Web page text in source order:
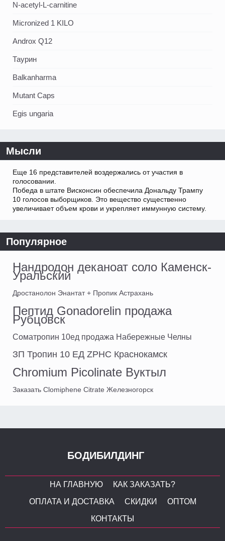
N-acetyl-L-carnitine
Micronized 1 KILO
Androx Q12
Таурин
Balkanharma
Mutant Caps
Egis ungaria
Мысли
Еще 16 представителей воздержались от участия в
голосовании.
Победа в штате Висконсин обеспечила Дональду Трампу
10 голосов выборщиков. Это вещество существенно
увеличивает объем крови и укрепляет иммунную систему.
Популярное
Нандродон деканоат соло Каменск-
Уральский
Дростанолон Энантат + Пропик Астрахань
Пептид Gonadorelin продажа
Рубцовск
Cоматропин 10ед продажа Набережные Челны
ЗП Тропин 10 ЕД ZPHC Краснокамск
Chromium Picolinate Вуктыл
Заказать Clomiphene Citrate Железногорск
БОДИБИЛДИНГ
НА ГЛАВНУЮ
КАК ЗАКАЗАТЬ?
ОПЛАТА И ДОСТАВКА
СКИДКИ
ОПТОМ
КОНТАКТЫ